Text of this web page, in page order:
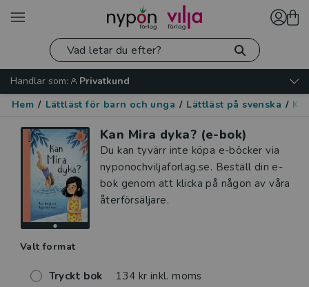
Handlar som:
Privatkund
Hem / Lättläst för barn och unga / Lättläst på svenska /
Kan Mira dyka? (e-bok)
Du kan tyvärr inte köpa e-böcker via
nyponochviljaforlag.se. Beställ din e-
bok genom att klicka på någon av våra
återförsäljare.
Valt format
Tryckt bok 134 kr inkl. moms